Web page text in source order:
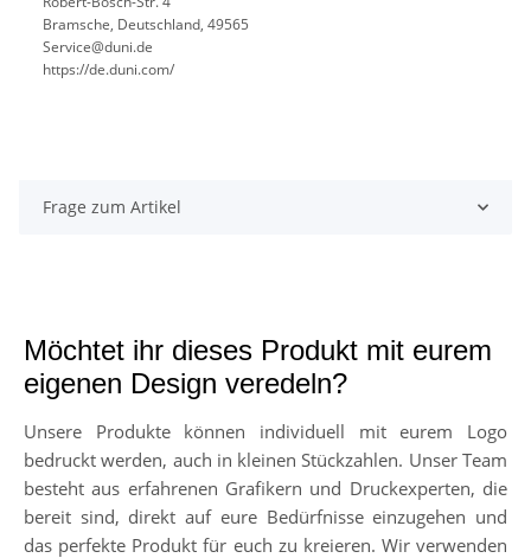
Bramsche, Deutschland, 49565
Service@duni.de
https://de.duni.com/
Frage zum Artikel
Möchtet ihr dieses Produkt mit eurem
eigenen Design veredeln?
Unsere Produkte können individuell mit eurem Logo
bedruckt werden, auch in kleinen Stückzahlen. Unser Team
besteht aus erfahrenen Grafikern und Druckexperten, die
bereit sind, direkt auf eure Bedürfnisse einzugehen und
das perfekte Produkt für euch zu kreieren. Wir verwenden